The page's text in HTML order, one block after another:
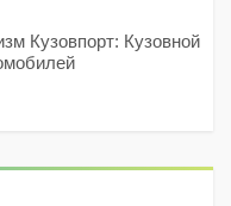
Кузовпорт: Кузовной